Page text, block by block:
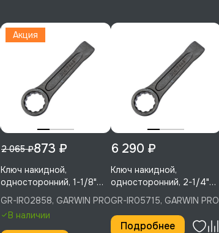
Акция
2 065 ₽873 ₽
Ключ накидной,
односторонний, 1-1/8"
(28,58 мм), GARWIN PRO,
GR-IR02858
GR-IR02858, GARWIN PRO
В наличии
6 290 ₽
Ключ накидной,
односторонний, 2-1/4"
(57,15 мм), GARWIN PRO,
GR-IR05715
GR-IR05715, GARWIN PRO
Подробнее